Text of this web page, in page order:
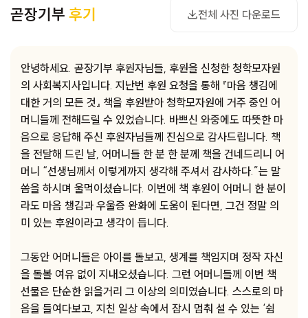
곧장기부 후기 전체 사진 다운로드
사진 다운로드
안녕하세요. 곧장기부 후원자님들, 후원을 신청한 청학모자원
의 사회복지사입니다. 지난번 후원 요청을 통해 『마음 챙김에
대한 거의 모든 것』 책을 후원받아 청학모자원에 거주 중인 어
머니들께 전해드릴 수 있었습니다. 바쁘신 와중에도 따뜻한 마
음으로 응답해 주신 후원자님들께 진심으로 감사드립니다. 책
을 전달해 드린 날, 어머니들 한 분 한 분께 책을 건네드리니 어
머니 “선생님께서 이렇게까지 생각해 주셔서 감사하다.”는 말
씀을 하시며 울먹이셨습니다. 이번에 책 후원이 어머니 한 분이
라도 마음 챙김과 우울증 완화에 도움이 된다면, 그건 정말 의
미 있는 후원이라고 생각이 듭니다.
그동안 어머니들은 아이를 돌보고, 생계를 책임지며 정작 자신
을 돌볼 여유 없이 지내오셨습니다. 그런 어머니들께 이번 책
선물은 단순한 읽을거리 그 이상의 의미였습니다. 스스로의 마
음을 들여다보고, 지친 일상 속에서 잠시 멈춰 설 수 있는 ‘쉼